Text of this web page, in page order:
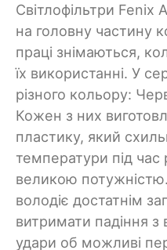
Світлофільтри Fenix
на головну частину
праці знімаються,
їх використанні. У
різного кольору:
Кожен з них
пластику, який
температури під час
великою
володіє достатнім
витримати падіння з
удари об можливі